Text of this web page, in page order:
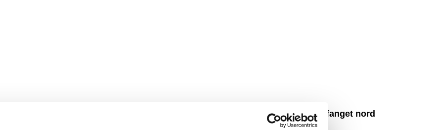
Hvidovre Nærradio opfanget nord
for Polarcirklen